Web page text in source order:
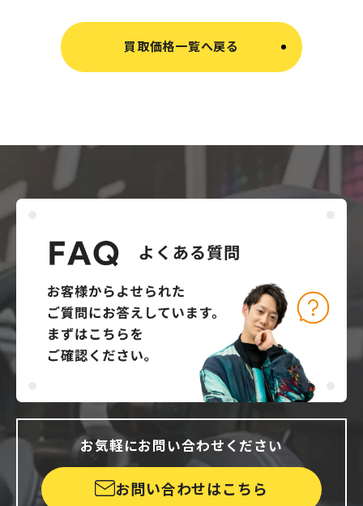
買取価格一覧へ戻る
お気軽にお問い合わせください
お問い合わせはこちら